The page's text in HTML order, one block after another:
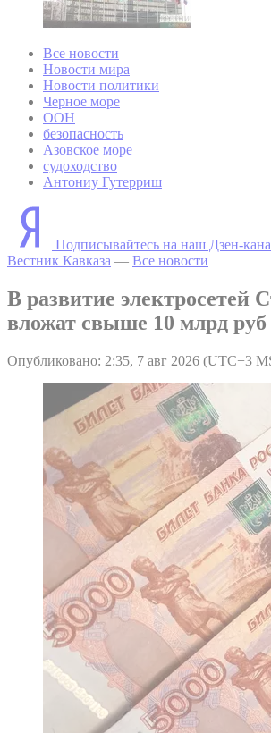
Все новости
Новости мира
Новости политики
Черное море
ООН
безопасность
Азовское море
судоходство
Антониу Гутерриш
Подписывайтесь на наш Дзен-
Вестник Кавказа — Все новости
В развитие электросетей
вложат свыше 10 млрд руб
Опубликовано: 2:35, 7 авг 2026 (UTC+3